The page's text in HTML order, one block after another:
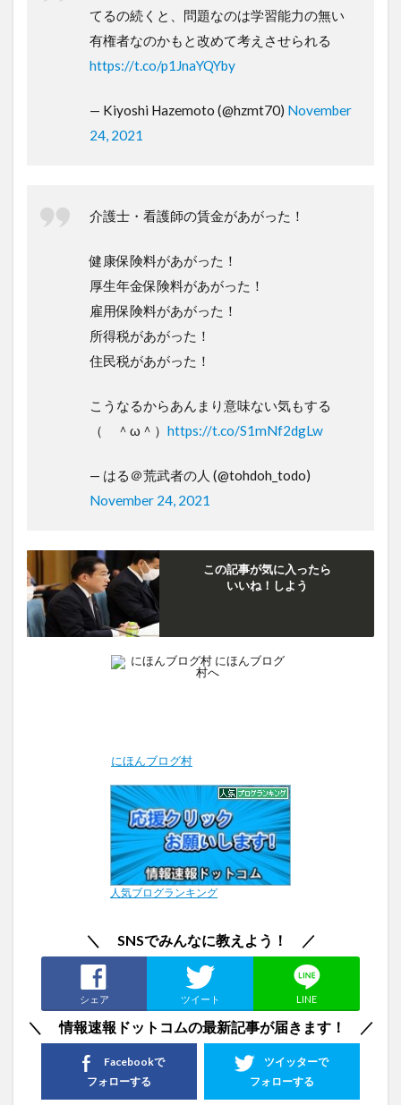
てるの続くと、問題なのは学習能力の無い
有権者なのかもと改めて考えさせられる
https://t.co/p1JnaYQYby
— Kiyoshi Hazemoto (@hzmt70) November
24, 2021
介護士・看護師の賃金があがった！
健康保険料があがった！
厚生年金保険料があがった！
雇用保険料があがった！
所得税があがった！
住民税があがった！
こうなるからあんまり意味ない気もする
（ ＾ω＾） https://t.co/S1mNf2dgLw
— はる＠荒武者の人 (@tohdoh_todo)
November 24, 2021
この記事が気に入ったら
いいね！しよう
にほんブログ村
人気ブログランキング
＼ SNSでみんなに教えよう！ ／
シェア ツイート LINE
＼ 情報速報ドットコムの最新記事が届きます！ ／
ツイッターで
フォローする
Facebookで
フォローする